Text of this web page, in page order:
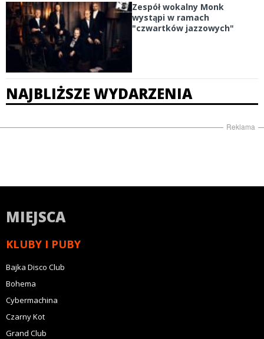
Zespół wokalny Monk
wystąpi w ramach
"czwartków jazzowych"
NAJBLIŻSZE WYDARZENIA
Reklama
MIEJSCA
KLUBY I PUBY
Bajka Disco Club
Bohema
Cybermachina
Czarny Kot
Grand Club